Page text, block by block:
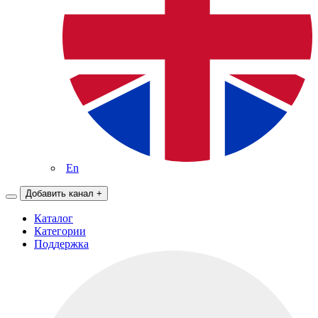
En
Добавить канал +
Каталог
Категории
Поддержка